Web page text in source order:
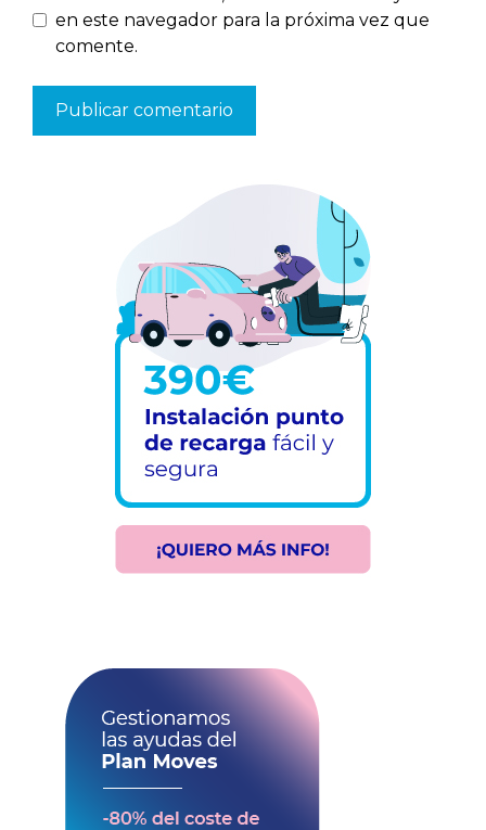
en este navegador para la próxima vez que
comente.